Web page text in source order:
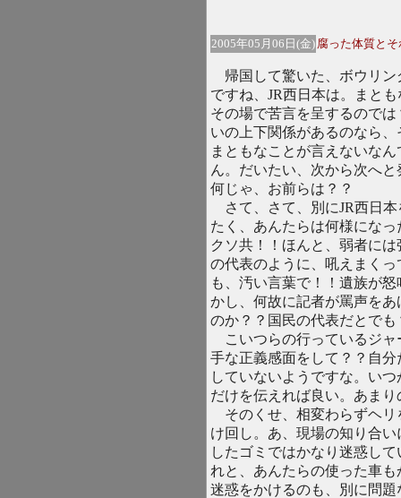
2005年05月06日(金) 腐った体質と
帰国して驚いた、ボウリン
ですね、JR西日本は。まと
その場で苦言を呈するので
いの上下関係があるのなら
まともなことが言えないな
ん。だいたい、次から次へ
何じゃ、お前らは？？
さて、さて、別にJR西日
たく、あんたらは何様にな
クソ共！！ほんと、弱者に
の代表のように、吼えまく
も、汚い言葉で！！遺族が
かし、何故に記者が罵声を
のか？？国民の代表だとで
こいつらの行っているジャ
手な正義感面をして？？自
していないようですな。い
だけを伝えれば良い。あま
そのくせ、相変わらずヘリ
け回し。あ、現場の知り合
したゴミではかなり迷惑し
れと、あんたらの使った車
迷惑をかけるのも、別に問